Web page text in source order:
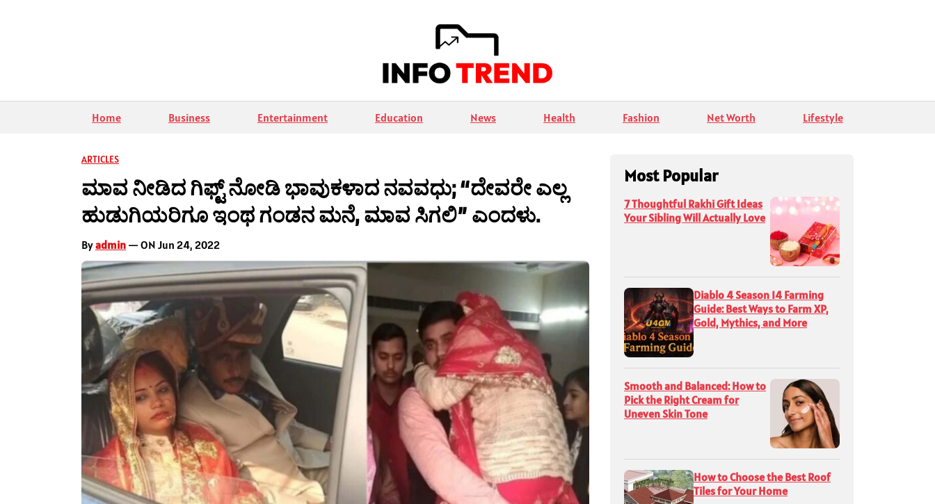
Home Business Entertainment Education News Health Fashion Net Worth Lifestyle
ARTICLES
ಮಾವ ನೀಡಿದ ಗಿಫ್ಟ್ ನೋಡಿ ಭಾವುಕಳಾದ ನವವಧು; “ದೇವರೇ ಎಲ್ಲ
ಹುಡುಗಿಯರಿಗೂ ಇಂಥ ಗಂಡನ ಮನೆ, ಮಾವ ಸಿಗಲಿ” ಎಂದಳು.
Byadmin — ON Jun 24, 2022
Most Popular
7 Thoughtful Rakhi Gift Ideas
Your Sibling Will Actually Love
Diablo 4 Season 14 Farming
Guide: Best Ways to Farm XP,
Gold, Mythics, and More
Smooth and Balanced: How to
Pick the Right Cream for
Uneven Skin Tone
How to Choose the Best Roof
Tiles for Your Home